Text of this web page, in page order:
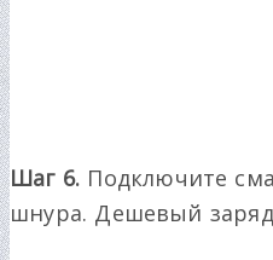
Шаг 6. Подключите
шнура. Дешевый